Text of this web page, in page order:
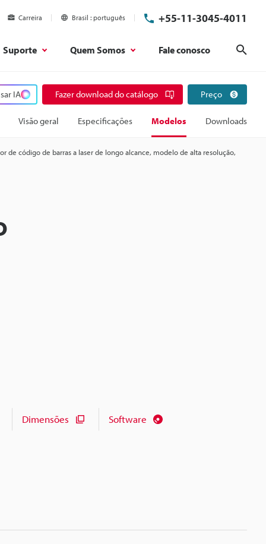
Carreira Brasil português +55-11-3045-4011
Suporte Quem Somos Fale conosco
IA Fazer download do catálogo Preço
Visão geral Especificações Modelos Downloads
de código de barras a laser de longo alcance, modelo de alta resolução,
Dimensões Software